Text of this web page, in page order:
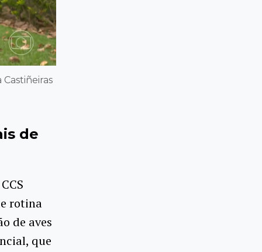
de
rotina
de aves
que